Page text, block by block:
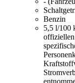
Benzin
5,5 l/100